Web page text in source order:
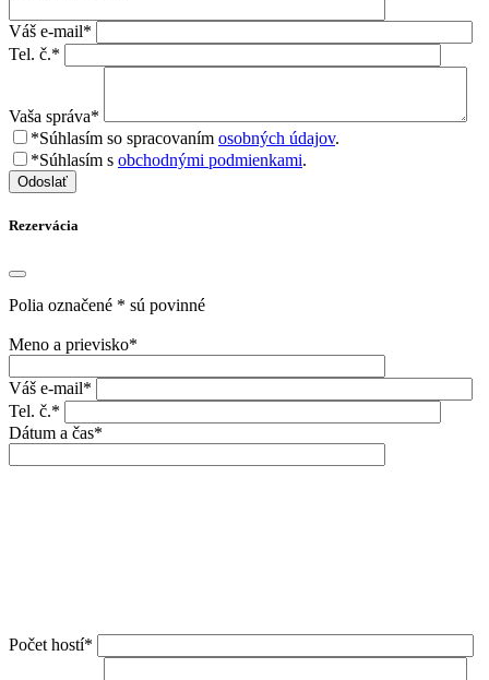
Váš e-mail*
Tel. č.*
Vaša správa*
*Súhlasím so spracovaním osobných údajov.
*Súhlasím s obchodnými podmienkami.
Odoslať
Rezervácia
Polia označené * sú povinné
Meno a prievisko*
Váš e-mail*
Tel. č.*
Dátum a čas*
Počet hostí*